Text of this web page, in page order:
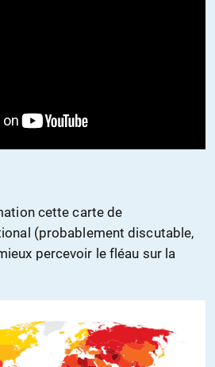
cette carte de
(probablement discutable,
percevoir le fléau sur la